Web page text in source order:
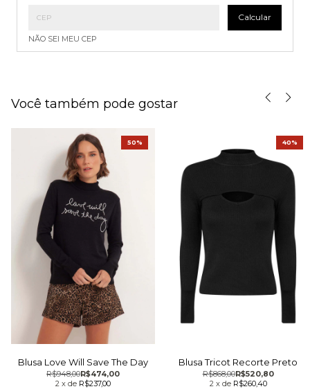
Calcular
NÃO SEI MEU CEP
Você também pode gostar
Blusa Love Will Save The Day
R$474,00
R$948,00
2 x de R$237,00
50%
Blusa Tricot Recorte Preto
R$520,80
R$868,00
2 x de R$260,40
40%